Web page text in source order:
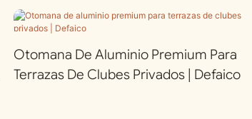
Otomana De Aluminio Premium Para
Terrazas De Clubes Privados | Defaico